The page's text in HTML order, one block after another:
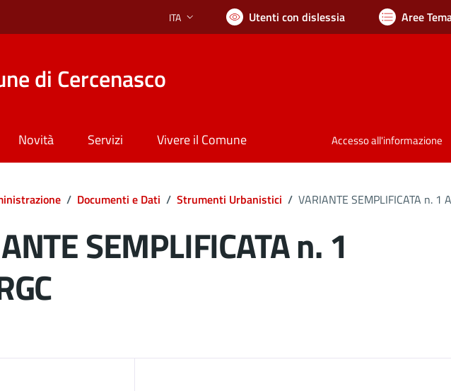
Lingua attiva:
ITA Utenti con dislessia Aree
di Cercenasco
Novità Servizi Vivere il Comune Accesso all'informazione
/ Documenti e Dati / Strumenti Urbanistici / VARIANTE SEMPLIFICATA n. 1
SEMPLIFICATA n. 1